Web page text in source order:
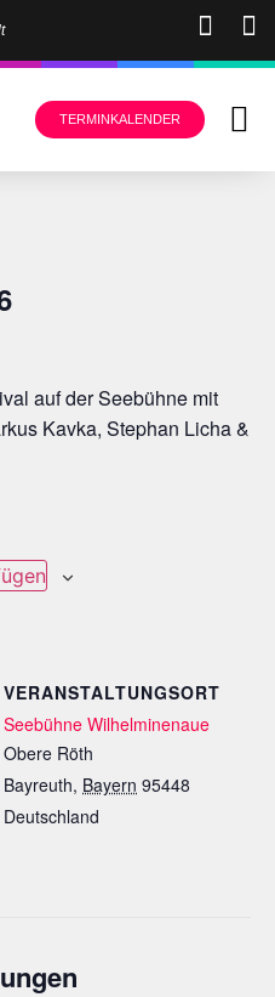
TERMINKALENDER
auf der Seebühne mit
Kavka, Stephan Licha &
VERANSTALTUNGSORT
Seebühne Wilhelminenaue
Obere Röth
Bayreuth, Bayern 95448
Deutschland